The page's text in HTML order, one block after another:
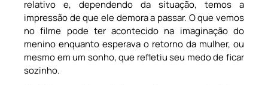
relativo e, dependendo da situação, temos a
impressão de que ele demora a passar. O que vemos
no filme pode ter acontecido na imaginação do
menino enquanto esperava o retorno da mulher, ou
mesmo em um sonho, que refletiu seu medo de ficar
sozinho.